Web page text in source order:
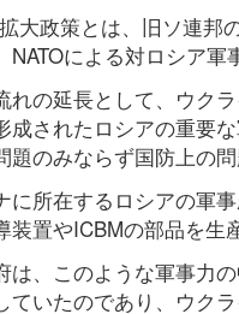
大政策とは、旧ソ連邦
NATOによる対ロシア軍
れの延長として、ウク
成されたロシアの重要
題のみならず国防上の
に所在するロシアの軍
装置やICBMの部品を生
は、このような軍事力
ていたのであり、ウク